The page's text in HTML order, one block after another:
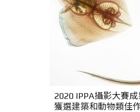
2020 IPPA攝影大賽
獲選建築和動物類佳